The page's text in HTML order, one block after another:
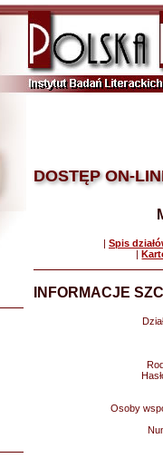
DOSTĘP ON-
| Spis
|
INFORMACJE
Osoby